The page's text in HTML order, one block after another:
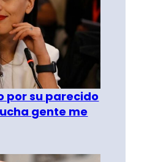
por su parecido
gente me